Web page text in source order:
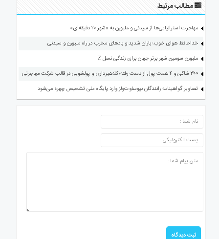
مطالب مرتبط
مهاجرت استرالیایی‌ها از سیدنی و ملبورن به «شهر ۲۰ دقیقه‌ای»
خداحافظ هوای خوب؛ باران شدید و بادهای مخرب در راه ملبورن و سیدنی
ملبورن سومین شهر برتر جهان برای زندگی نسل Z
۳۰۰ شاکی و ۴ همت پول از دست رفته؛ کلاهبرداری و پولشویی در قالب شرکت مهاجرتی
تصاویر گواهینامه رانندگان نیوساوت‌ولز وارد پایگاه ملی تشخیص چهره می‌شود
ارسال دیدگاه